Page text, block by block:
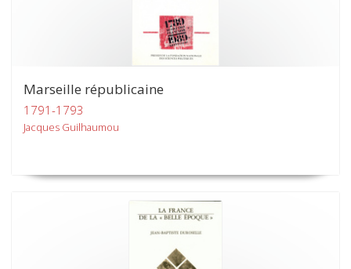
Marseille républicaine
1791-1793
Jacques Guilhaumou